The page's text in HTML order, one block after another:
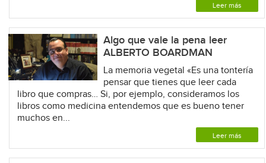
Leer más
Algo que vale la pena leer
ALBERTO BOARDMAN
La memoria vegetal «Es una tontería
pensar que tienes que leer cada
libro que compras… Si, por ejemplo, consideramos los
libros como medicina entendemos que es bueno tener
muchos en...
Leer más